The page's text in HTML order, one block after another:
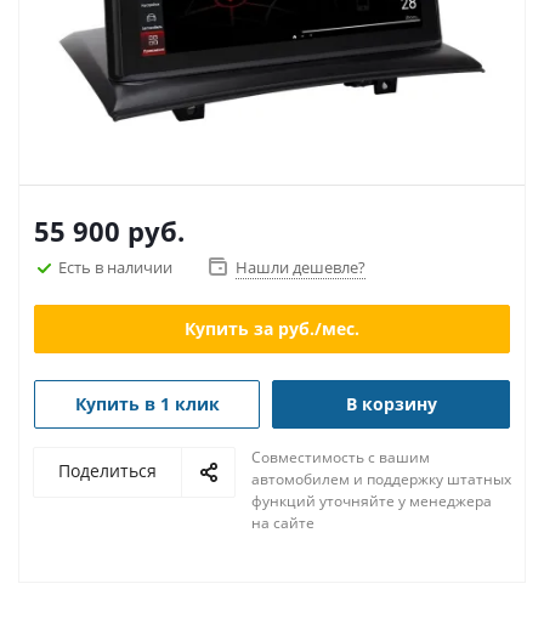
55 900 руб.
Есть в наличии Нашли дешевле?
Купить за руб./мес.
Купить в 1 клик В корзину
Поделиться
Совместимость с вашим
автомобилем и поддержку штатных
функций уточняйте у менеджера
на сайте